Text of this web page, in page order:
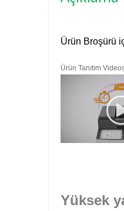
Ürün Broşürü
Ürün Tanıtım
Yüksek